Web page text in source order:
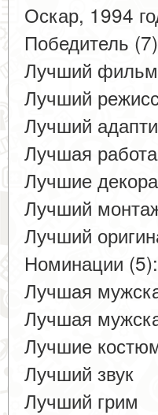
Оскар, 1994
Победитель
Лучший фильм
Лучший
Лучший
Лучшая
Лучшие
Лучший
Лучший
Номинации (5):
Лучшая
Лучшая
Лучшие
Лучший звук
Лучший грим